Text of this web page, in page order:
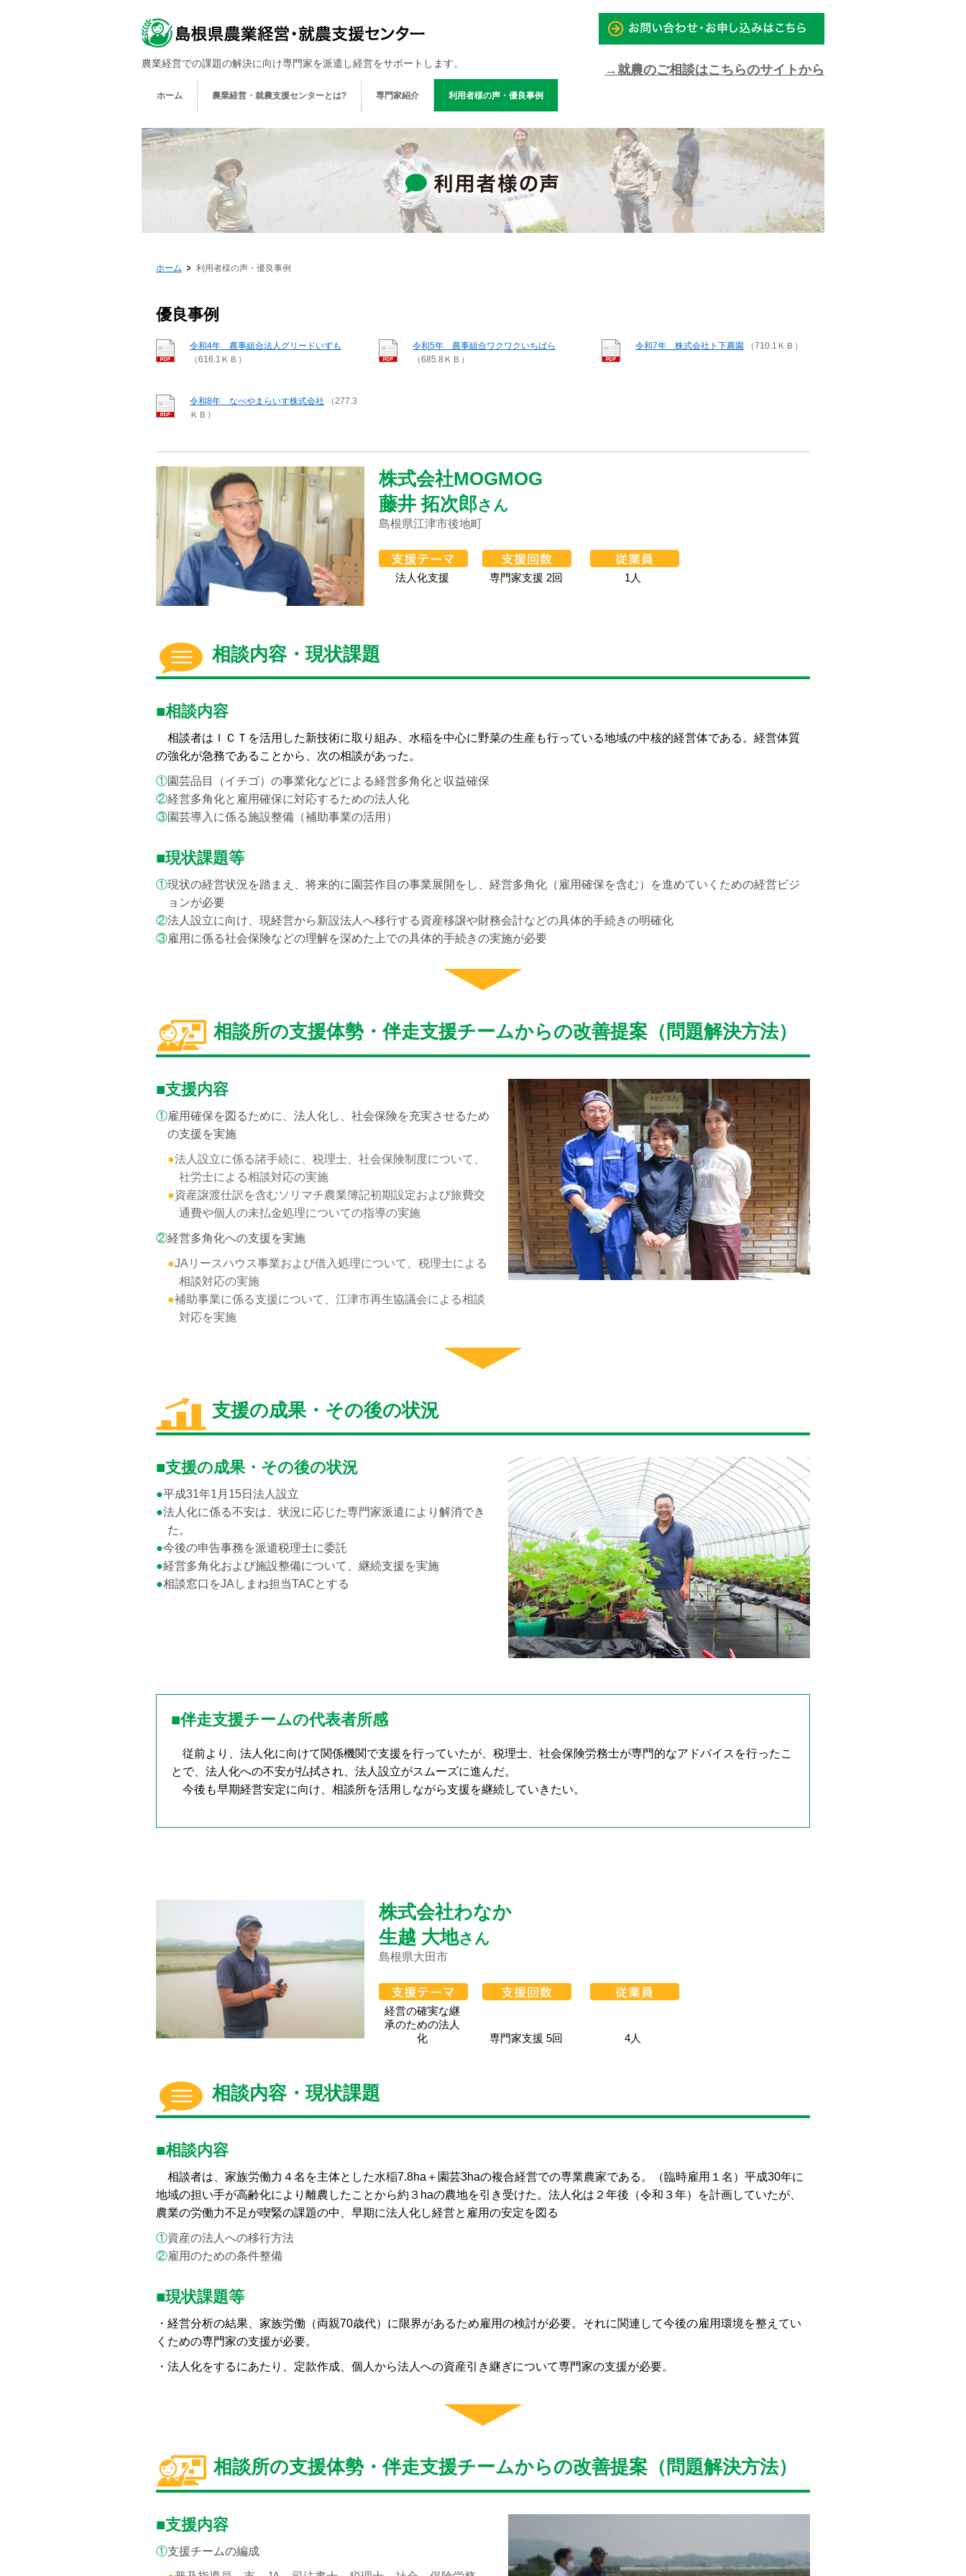
農業経営での課題の解決に向け専門家を派遣し経営をサポートします。 →就農のご相談はこちらのサイトから
ホーム 農業経営・就農支援センターとは? 専門家紹介 利用者様の声・優良事例
ホーム 利用者様の声・優良事例
優良事例
令和4年 農事組合法人グリードいずも
（616.1ＫＢ）
令和5年 農事組合ワクワクいちばら
（685.8ＫＢ）
令和7年 株式会社ト下農園 （710.1ＫＢ）
令和8年 なべやまらいす株式会社 （277.3
ＫＢ）
株式会社MOGMOG
藤井 拓次郎さん
島根県江津市後地町
法人化支援 専門家支援 2回 1人
相談内容・現状課題
■相談内容
相談者はＩＣＴを活用した新技術に取り組み、水稲を中心に野菜の生産も行っている地域の中核的経営体である。経営体質
の強化が急務であることから、次の相談があった。
①園芸品目（イチゴ）の事業化などによる経営多角化と収益確保
②経営多角化と雇用確保に対応するための法人化
③園芸導入に係る施設整備（補助事業の活用）
■現状課題等
①現状の経営状況を踏まえ、将来的に園芸作目の事業展開をし、経営多角化（雇用確保を含む）を進めていくための経営ビジ
ョンが必要
②法人設立に向け、現経営から新設法人へ移行する資産移譲や財務会計などの具体的手続きの明確化
③雇用に係る社会保険などの理解を深めた上での具体的手続きの実施が必要
相談所の支援体勢・伴走支援チームからの改善提案（問題解決方法）
■支援内容
①雇用確保を図るために、法人化し、社会保険を充実させるため
の支援を実施
●法人設立に係る諸手続に、税理士、社会保険制度について、
社労士による相談対応の実施
●資産譲渡仕訳を含むソリマチ農業簿記初期設定および旅費交
通費や個人の未払金処理についての指導の実施
②経営多角化への支援を実施
●JAリースハウス事業および借入処理について、税理士による
相談対応の実施
●補助事業に係る支援について、江津市再生協議会による相談
対応を実施
支援の成果・その後の状況
■支援の成果・その後の状況
●平成31年1月15日法人設立
●法人化に係る不安は、状況に応じた専門家派遣により解消でき
た。
●今後の申告事務を派遣税理士に委託
●経営多角化および施設整備について、継続支援を実施
●相談窓口をJAしまね担当TACとする
■伴走支援チームの代表者所感
従前より、法人化に向けて関係機関で支援を行っていたが、税理士、社会保険労務士が専門的なアドバイスを行ったこ
とで、法人化への不安が払拭され、法人設立がスムーズに進んだ。
今後も早期経営安定に向け、相談所を活用しながら支援を継続していきたい。
株式会社わなか
生越 大地さん
島根県大田市
経営の確実な継
承のための法人
化
専門家支援 5回 4人
相談内容・現状課題
■相談内容
相談者は、家族労働力４名を主体とした水稲7.8ha＋園芸3haの複合経営での専業農家である。（臨時雇用１名）平成30年に
地域の担い手が高齢化により離農したことから約３haの農地を引き受けた。法人化は２年後（令和３年）を計画していたが、
農業の労働力不足が喫緊の課題の中、早期に法人化し経営と雇用の安定を図る
①資産の法人への移行方法
②雇用のための条件整備
■現状課題等
・経営分析の結果、家族労働（両親70歳代）に限界があるため雇用の検討が必要。それに関連して今後の雇用環境を整えてい
くための専門家の支援が必要。
・法人化をするにあたり、定款作成、個人から法人への資産引き継ぎについて専門家の支援が必要。
相談所の支援体勢・伴走支援チームからの改善提案（問題解決方法）
■支援内容
①支援チームの編成